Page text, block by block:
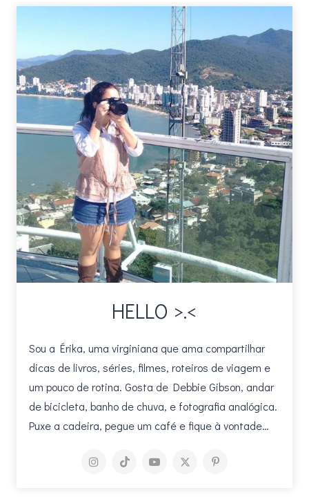
JOHN
VOCÊ
PRECISA
ASSISTIR
HELLO >.<
Sou a Érika, uma virginiana que ama compartilhar
dicas de livros, séries, filmes, roteiros de viagem e
um pouco de rotina. Gosta de Debbie Gibson, andar
de bicicleta, banho de chuva, e fotografia analógica.
Puxe a cadeira, pegue um café e fique à vontade…